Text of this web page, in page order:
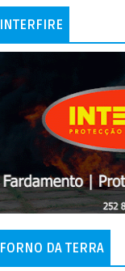
INTERFIRE
FORNO DA TERRA